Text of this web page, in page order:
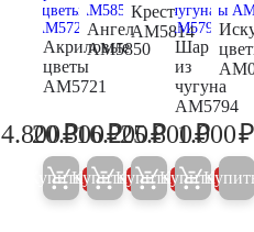
Акриловые
цветы
AM5721
5.000
4.800₽
Купить 5%
Ангел
AM5850
21.400
20.300₽
Купить 5%
Крест
AM5814
17.000
16.200₽
Купить 5%
Шар
из
чугуна
AM5794
25.800₽
Купить 5%
1.000₽